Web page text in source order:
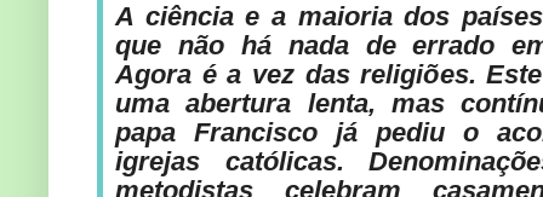
A ciência e a maioria dos
que não há nada de errado
Agora é a vez das religiões.
uma abertura lenta, mas
papa Francisco já pediu o
igrejas católicas.
metodistas celebram